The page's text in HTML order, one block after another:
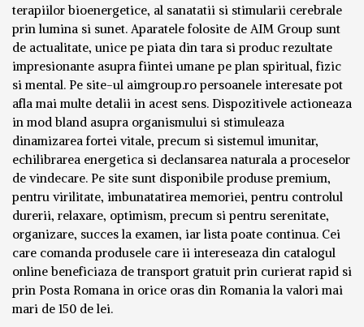
terapiilor bioenergetice, al sanatatii si stimularii cerebrale
prin lumina si sunet. Aparatele folosite de AIM Group sunt
de actualitate, unice pe piata din tara si produc rezultate
impresionante asupra fiintei umane pe plan spiritual, fizic
si mental. Pe site-ul aimgroup.ro persoanele interesate pot
afla mai multe detalii in acest sens. Dispozitivele actioneaza
in mod bland asupra organismului si stimuleaza
dinamizarea fortei vitale, precum si sistemul imunitar,
echilibrarea energetica si declansarea naturala a proceselor
de vindecare. Pe site sunt disponibile produse premium,
pentru virilitate, imbunatatirea memoriei, pentru controlul
durerii, relaxare, optimism, precum si pentru serenitate,
organizare, succes la examen, iar lista poate continua. Cei
care comanda produsele care ii intereseaza din catalogul
online beneficiaza de transport gratuit prin curierat rapid si
prin Posta Romana in orice oras din Romania la valori mai
mari de 150 de lei.